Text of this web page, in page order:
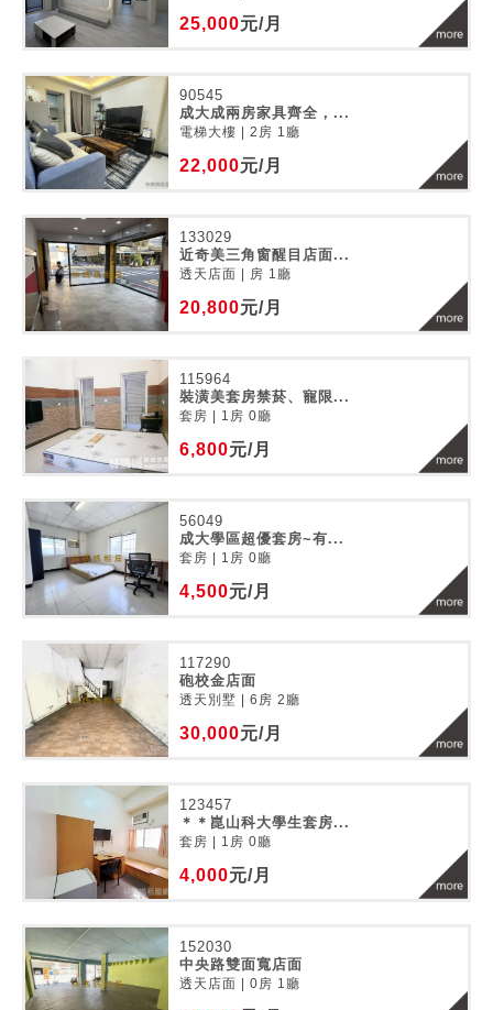
25,000元/月
90545
成大成兩房家具齊全，...
電梯大樓 | 2房 1廳
22,000元/月
133029
近奇美三角窗醒目店面...
透天店面 | 房 1廳
20,800元/月
115964
裝潢美套房禁菸、寵限...
套房 | 1房 0廳
6,800元/月
56049
成大學區超優套房~有...
套房 | 1房 0廳
4,500元/月
117290
砲校金店面
透天別墅 | 6房 2廳
30,000元/月
123457
＊＊崑山科大學生套房...
套房 | 1房 0廳
4,000元/月
152030
中央路雙面寬店面
透天店面 | 0房 1廳